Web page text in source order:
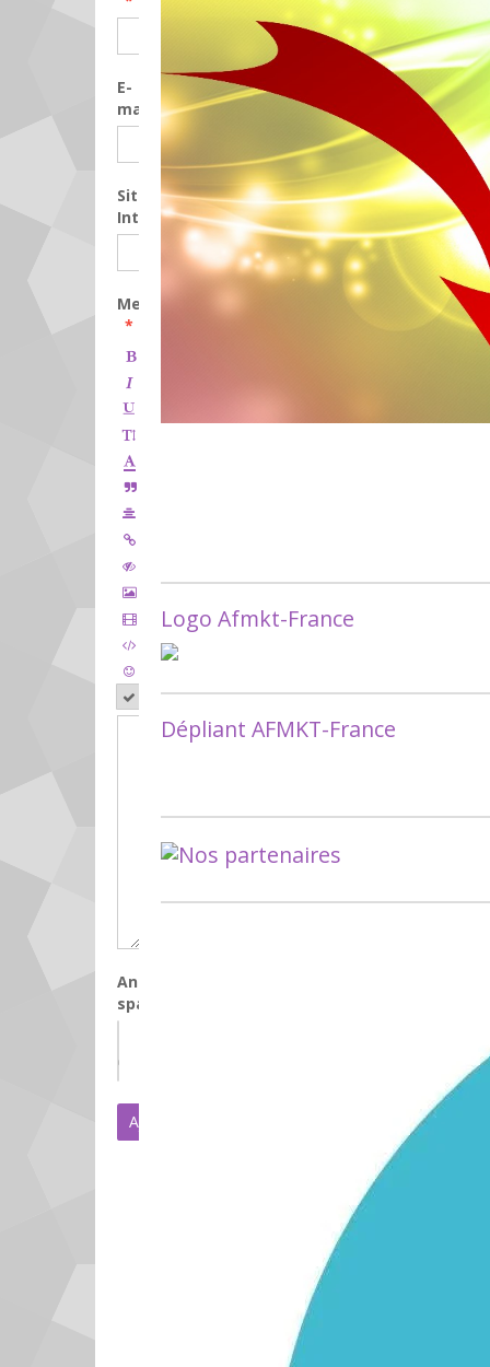
E-
mail
Site
Internet
Message
Aperçu
Anti-
spam
IconCaptcha
Ajouter
Logo Afmkt-France
Dépliant AFMKT-France